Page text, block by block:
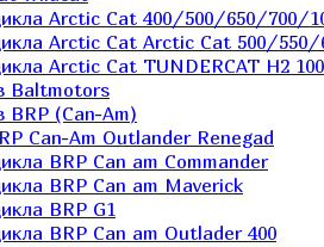
Arctic Cat 400/500/650/700/
Arctic Cat Arctic Cat 500/
Arctic Cat TUNDERCAT H2
Baltmotors
(Can-Am)
Can-Am Outlander Renegad
BRP Can am Commander
BRP Can am Maverick
BRP G1
BRP Can am Outlader 400